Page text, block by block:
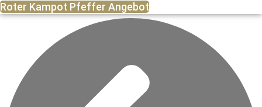
Roter Kampot Pfeffer Angebot